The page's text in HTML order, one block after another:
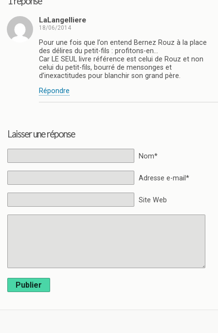
LaLangelliere
18/06/2014
Pour une fois que l’on entend Bernez Rouz à la place
des délires du petit-fils : profitons-en…
Car LE SEUL livre référence est celui de Rouz et non
celui du petit-fils, bourré de mensonges et
d’inexactitudes pour blanchir son grand père.
Répondre
Laisser une réponse
Nom*
Adresse e-mail*
Site Web
Publier